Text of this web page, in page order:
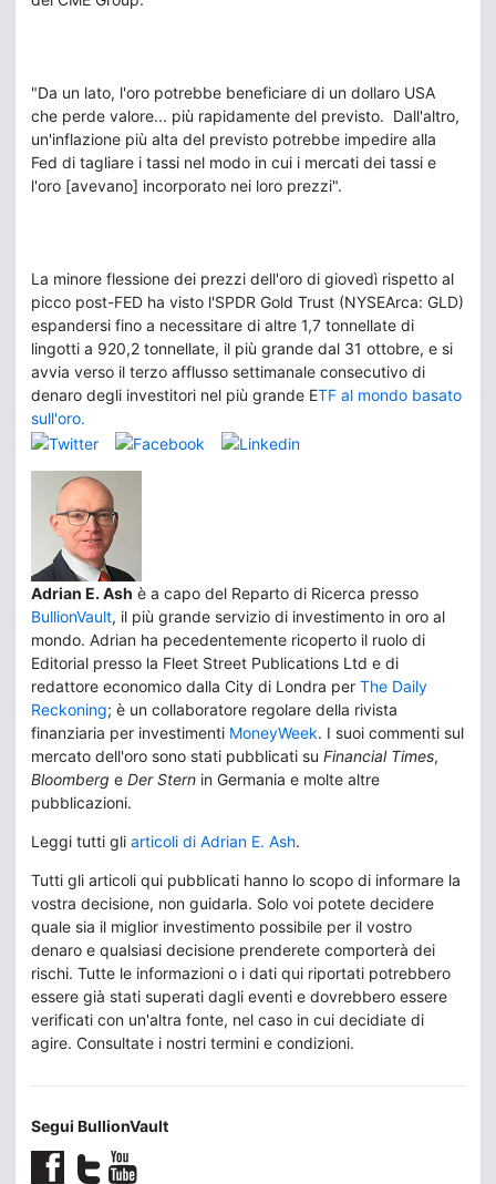
"Da un lato, l'oro potrebbe beneficiare di un dollaro USA
che perde valore... più rapidamente del previsto. Dall'altro,
un'inflazione più alta del previsto potrebbe impedire alla
Fed di tagliare i tassi nel modo in cui i mercati dei tassi e
l'oro [avevano] incorporato nei loro prezzi".
La minore flessione dei prezzi dell'oro di giovedì rispetto al
picco post-FED ha visto l'SPDR Gold Trust (NYSEArca: GLD)
espandersi fino a necessitare di altre 1,7 tonnellate di
lingotti a 920,2 tonnellate, il più grande dal 31 ottobre, e si
avvia verso il terzo afflusso settimanale consecutivo di
denaro degli investitori nel più grande ETF al mondo basato
sull'oro.
Adrian E. Ash è a capo del Reparto di Ricerca presso
BullionVault, il più grande servizio di investimento in oro al
mondo. Adrian ha pecedentemente ricoperto il ruolo di
Editorial presso la Fleet Street Publications Ltd e di
redattore economico dalla City di Londra per The Daily
Reckoning; è un collaboratore regolare della rivista
finanziaria per investimenti MoneyWeek. I suoi commenti sul
mercato dell'oro sono stati pubblicati su Financial Times,
Bloomberg e Der Stern in Germania e molte altre
pubblicazioni.
Leggi tutti gli articoli di Adrian E. Ash.
Tutti gli articoli qui pubblicati hanno lo scopo di informare la
vostra decisione, non guidarla. Solo voi potete decidere
quale sia il miglior investimento possibile per il vostro
denaro e qualsiasi decisione prenderete comporterà dei
rischi. Tutte le informazioni o i dati qui riportati potrebbero
essere già stati superati dagli eventi e dovrebbero essere
verificati con un'altra fonte, nel caso in cui decidiate di
agire. Consultate i nostri termini e condizioni.
Segui BullionVault